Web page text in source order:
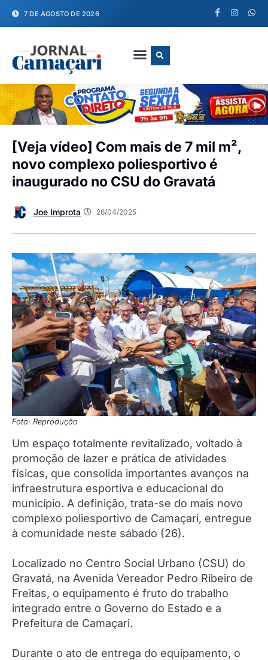
7 DE AGOSTO DE 2026
[Veja vídeo] Com mais de 7 mil m²,
novo complexo poliesportivo é
inaugurado no CSU do Gravatá
Joe Improta 26/04/2025
Foto: Reprodução
Um espaço totalmente revitalizado, voltado à
promoção de lazer e prática de atividades
físicas, que consolida importantes avanços na
infraestrutura esportiva e educacional do
município. A definição, trata-se do mais novo
complexo poliesportivo de Camaçari, entregue
à comunidade neste sábado (26).
Localizado no Centro Social Urbano (CSU) do
Gravatá, na Avenida Vereador Pedro Ribeiro de
Freitas, o equipamento é fruto do trabalho
integrado entre o Governo do Estado e a
Prefeitura de Camaçari.
Durante o ato de entrega do equipamento, o